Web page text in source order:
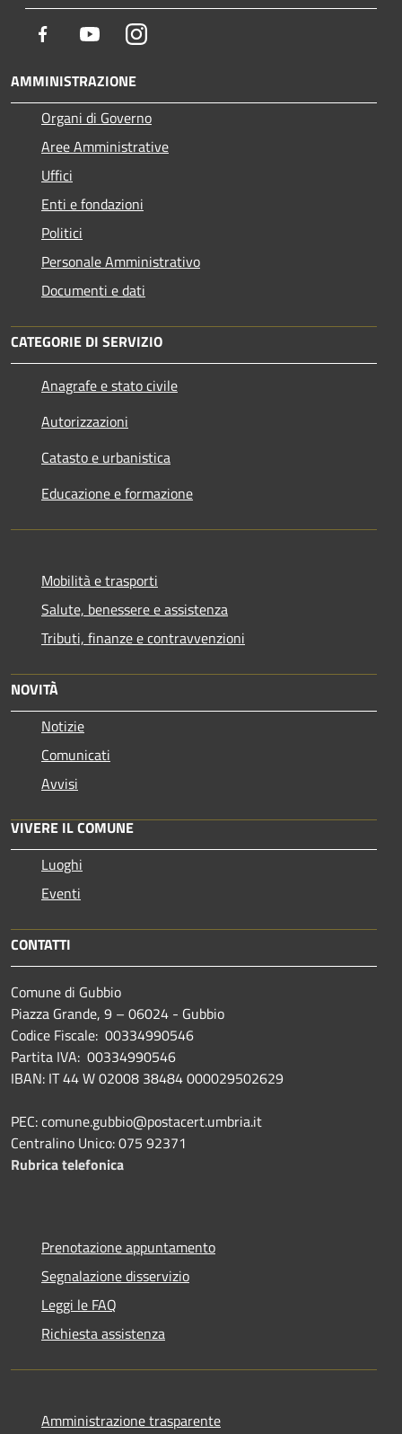
Facebook YoutubeInstagram
AMMINISTRAZIONE
Organi di Governo
Aree Amministrative
Uffici
Enti e fondazioni
Politici
Personale Amministrativo
Documenti e dati
CATEGORIE DI SERVIZIO
Anagrafe e stato civile
Autorizzazioni
Catasto e urbanistica
Educazione e formazione
Mobilità e trasporti
Salute, benessere e assistenza
Tributi, finanze e contravvenzioni
NOVITÀ
Notizie
Comunicati
Avvisi
VIVERE IL COMUNE
Luoghi
Eventi
CONTATTI
Comune di Gubbio
Piazza Grande, 9 – 06024 - Gubbio
Codice Fiscale: 00334990546
Partita IVA: 00334990546
IBAN: IT 44 W 02008 38484 000029502629
PEC: comune.gubbio@postacert.umbria.it
Centralino Unico: 075 92371
Rubrica telefonica
Prenotazione appuntamento
Segnalazione disservizio
Leggi le FAQ
Richiesta assistenza
Amministrazione trasparente